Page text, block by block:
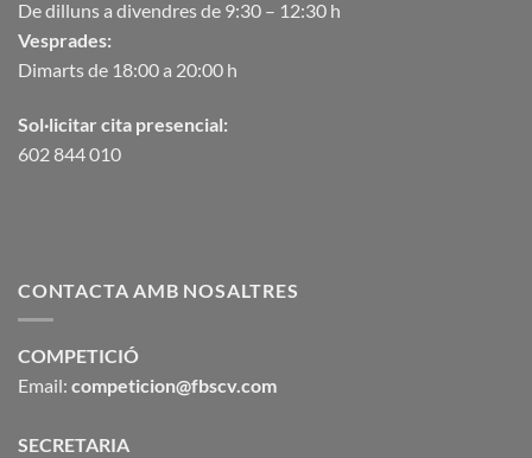
De dilluns a divendres de 9:30 – 12:30 h
Vesprades:
Dimarts de 18:00 a 20:00 h
Sol·licitar cita presencial:
602 844 010
CONTACTA AMB NOSALTRES
COMPETICIÓ
Email: competicion@fbscv.com
SECRETARIA